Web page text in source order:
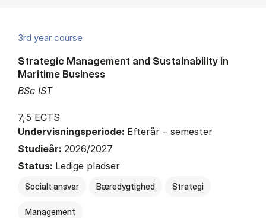
3rd year course
BSc IST
Strategic Management and Sustainability in
Maritime Business
7,5 ECTS
Undervisningsperiode: Efterår – semester
Studieår: 2026/2027
Status: Ledige pladser
Socialt ansvar Bæredygtighed Strategi
Management